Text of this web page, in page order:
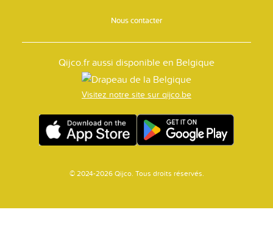
Nous contacter
Qijco.fr aussi disponible en Belgique
Visitez notre site sur qijco.be
© 2024-2026 Qijco. Tous droits réservés.